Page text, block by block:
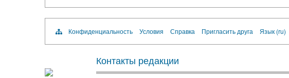
Конфиденциальность Условия Справка Пригласить друга Язык (ru)
Контакты редакции